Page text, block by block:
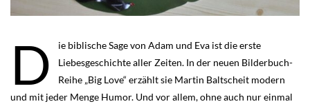
D
ie biblische Sage von Adam und Eva ist die erste
Liebesgeschichte aller Zeiten. In der neuen Bilderbuch-
Reihe „Big Love“ erzählt sie Martin Baltscheit modern
und mit jeder Menge Humor. Und vor allem, ohne auch nur einmal